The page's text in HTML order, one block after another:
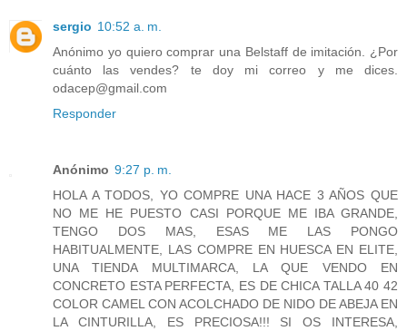
sergio 10:52 a. m.
Anónimo yo quiero comprar una Belstaff de imitación. ¿Por
cuánto las vendes? te doy mi correo y me dices.
odacep@gmail.com
Responder
Anónimo 9:27 p. m.
HOLA A TODOS, YO COMPRE UNA HACE 3 AÑOS QUE
NO ME HE PUESTO CASI PORQUE ME IBA GRANDE,
TENGO DOS MAS, ESAS ME LAS PONGO
HABITUALMENTE, LAS COMPRE EN HUESCA EN ELITE,
UNA TIENDA MULTIMARCA, LA QUE VENDO EN
CONCRETO ESTA PERFECTA, ES DE CHICA TALLA 40 42
COLOR CAMEL CON ACOLCHADO DE NIDO DE ABEJA EN
LA CINTURILLA, ES PRECIOSA!!! SI OS INTERESA,